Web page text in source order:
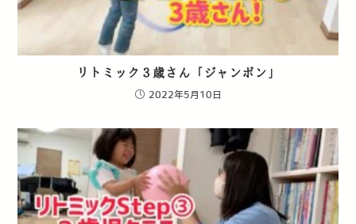
リトミック３歳さん「ジャンポン」
2022年5月10日